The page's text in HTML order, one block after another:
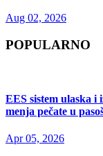
Aug 02, 2026
POPULARNO
EES sistem ulaska i
menja pečate u
Apr 05, 2026